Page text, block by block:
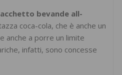
bevande all-
coca-cola, che è anche un
anche a porre un limite
infatti, sono concesse